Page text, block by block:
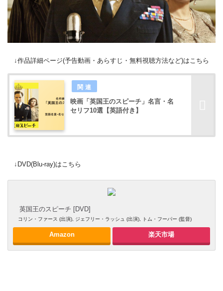
↓作品詳細ページ(予告動画・あらすじ・無料視聴方法など)はこちら
映画「英国王のスピーチ」名言・名
セリフ10選【英語付き】
↓DVD(Blu-ray)はこちら
英国王のスピーチ [DVD]
コリン・ファース (出演), ジェフリー・ラッシュ (出演), トム・フーパー (監督)
Amazon 楽天市場